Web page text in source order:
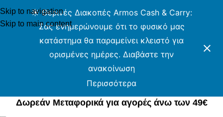
Skip to navigation
Skip to main content
☀️ Θερινές Διακοπές Armos Cash & Carry:
Σας ενημερώνουμε ότι το φυσικό μας
κατάστημα θα παραμείνει κλειστό για
ορισμένες ημέρες. Διαβάστε την
ανακοίνωση
Περισσότερα
Δωρεάν Μεταφορικά για αγορές άνω των 49€